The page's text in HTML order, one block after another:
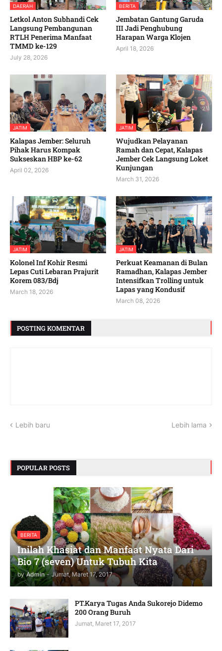
DAERAH
Letkol Anton Subhandi Cek
Langsung Pembangunan
RTLH Penerima Manfaat
TMMD ke-129
July 28, 2026
BERITA
Jembatan Gantung Garuda
III Jadi Penghubung
Harapan Warga Klojen
April 18, 2026
JATIM
Kalapas Jember: Seluruh
Pihak Harus Kompak
Sukseskan HBP ke-62
April 02, 2026
JATIM
Wujudkan Pelayanan
Ramah dan Cepat, Kalapas
Jember Cek Langsung Loket
Kunjungan
March 31, 2026
JATIM
Kolonel Inf Kohir Resmi
Lepas Cuti Lebaran Prajurit
Korem 083/Bdj
March 18, 2026
JATIM
Perkuat Keamanan di Bulan
Ramadhan, Kalapas Jember
Intensifkan Trolling untuk
Lapas yang Kondusif
March 08, 2026
POSTING KOMENTAR
Lebih baru Lebih lama
POPULAR POSTS
BERITA
Inilah Khasiat dan Manfaat Nyata Dari
Bio 7 (seven) Untuk Tubuh Kita
by Admin - Jumat, Maret 17, 2017
PT.Karya Tugas Anda Sukorejo Didemo
200 Orang Buruh
Jumat, Maret 17, 2017